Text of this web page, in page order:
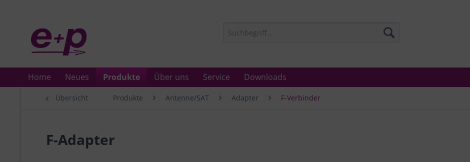
Home Neues Produkte Über uns Service Downloads
Übersicht Produkte Antenne/SAT Adapter F-Verbinder
F-Adapter